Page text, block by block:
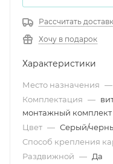
Рассчитать
Хочу в подарок
Характеристики
Место назначения —
Комплектация —
монтажный комплект
Цвет — Серый/
Способ крепления
Раздвижной — Да